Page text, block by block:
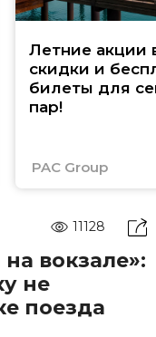
Летние акции
скидки и
билеты для
пар!
PAC Group
11128
вокзале»:
не
поезда